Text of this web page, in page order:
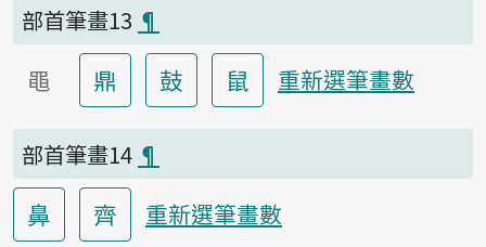
部首筆畫13 ¶
黽 鼎 鼓 鼠 重新選筆畫數
部首筆畫14 ¶
鼻 齊 重新選筆畫數